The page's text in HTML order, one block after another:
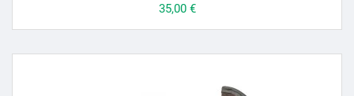
Prezzo
35,00 €